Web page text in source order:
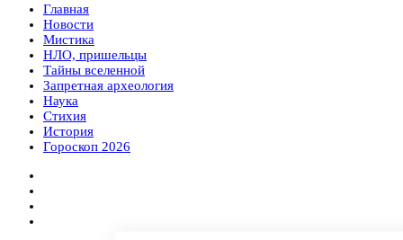
Главная
Новости
Мистика
НЛО, пришельцы
Тайны вселенной
Запретная археология
Наука
Стихия
История
Гороскоп 2026